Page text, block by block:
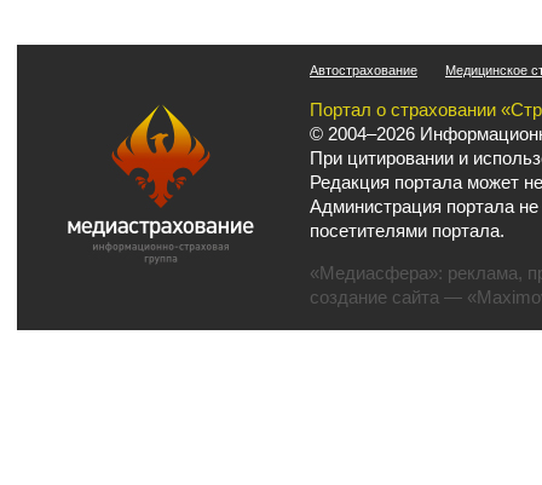
Автострахование Медицинское
Портал о страховании
© 2004–2026
При цитировании и
Редакция портала может
Администрация портала
посетителями портала.
«Медиасфера»: реклама,
создание сайта —